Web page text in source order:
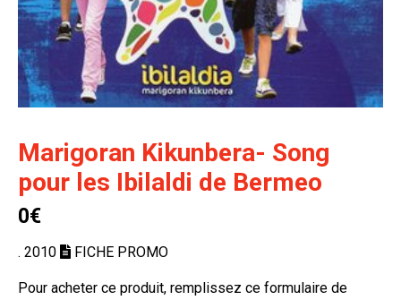
Marigoran Kikunbera- Song
pour les Ibilaldi de Bermeo
0€
. 2010 FICHE PROMO
Pour acheter ce produit, remplissez ce formulaire de